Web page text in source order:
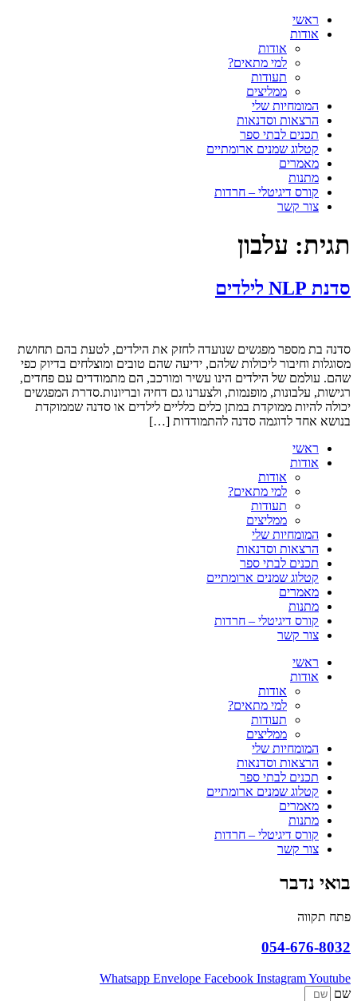
ראשי
אודות
אודות
למי מתאים?
תעודות
ממליצים
המומחיות שלי
הרצאות וסדנאות
תכנים לבתי ספר
קטלוג שמנים ארומתיים
מאמרים
מתנות
קורס דיגיטלי – חרדות
צור קשר
תגית: עלבון
סדנת NLP לילדים
סדנה בת מספר מפגשים שנועדה לחזק את הילדים, לטעת בהם תחושת
מסוגלות וחיבור ליכולות שלהם, ידיעה שהם טובים ומוצלחים בדיוק כפי
שהם. עולמם של הילדים הינו עשיר ומורכב, הם מתמודדים עם פחדים,
רגישות, עלבונות, מופנמות, ולצערנו גם דחיה ובריונות.סדרת המפגשים
יכולה להיות ממוקדת במתן כלים כלליים לילדים או סדנה שממוקדת
בנושא אחד לדוגמה סדנה להתמודדות […]
ראשי
אודות
אודות
למי מתאים?
תעודות
ממליצים
המומחיות שלי
הרצאות וסדנאות
תכנים לבתי ספר
קטלוג שמנים ארומתיים
מאמרים
מתנות
קורס דיגיטלי – חרדות
צור קשר
ראשי
אודות
אודות
למי מתאים?
תעודות
ממליצים
המומחיות שלי
הרצאות וסדנאות
תכנים לבתי ספר
קטלוג שמנים ארומתיים
מאמרים
מתנות
קורס דיגיטלי – חרדות
צור קשר
בואי נדבר
פתח תקווה
054-676-8032
Whatsapp Envelope Facebook InstagramYoutube
שם